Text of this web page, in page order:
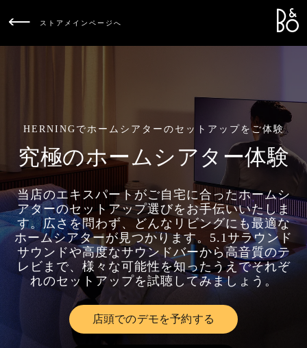
ストアメインページへ
HERNINGでホームシアターのセットアップをご体験
究極のホームシアター体験
当店のエキスパートがご自宅に合ったホームシ
アターのセットアップ選びをお手伝いいたしま
す。広さを問わず、どんなリビングにも最適な
ホームシアターが見つかります。5.1サラウンド
サウンドや高度なサウンドバーから高音質のテ
レビまで、様々な可能性を知ったうえでそれぞ
れのセットアップを試聴してみましょう。
店頭でのデモを予約する
Link Opens in New Tab